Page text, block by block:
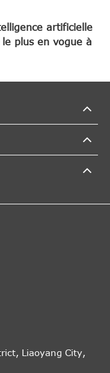
artificielle
plus en vogue à
Liaoyang City,